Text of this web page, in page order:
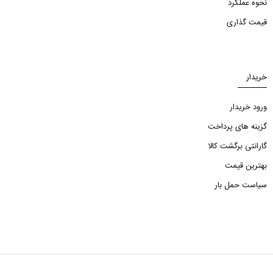
نحوه عملکرد
قیمت گذاری
خریدار
ورود خریدار
گزینه های پرداخت
گارانتی برگشت کالا
بهترین قیمت
سیاست حمل بار